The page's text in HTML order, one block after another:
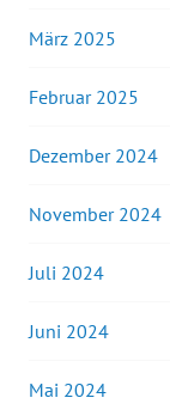
März 2025
Februar 2025
Dezember 2024
November 2024
Juli 2024
Juni 2024
Mai 2024